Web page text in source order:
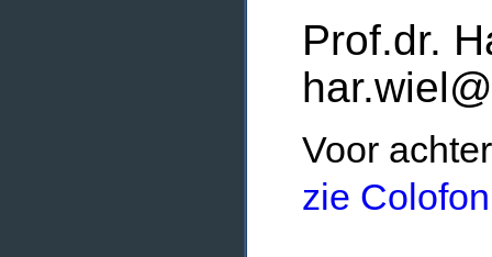
Prof.dr.
Voor
zie Colofon